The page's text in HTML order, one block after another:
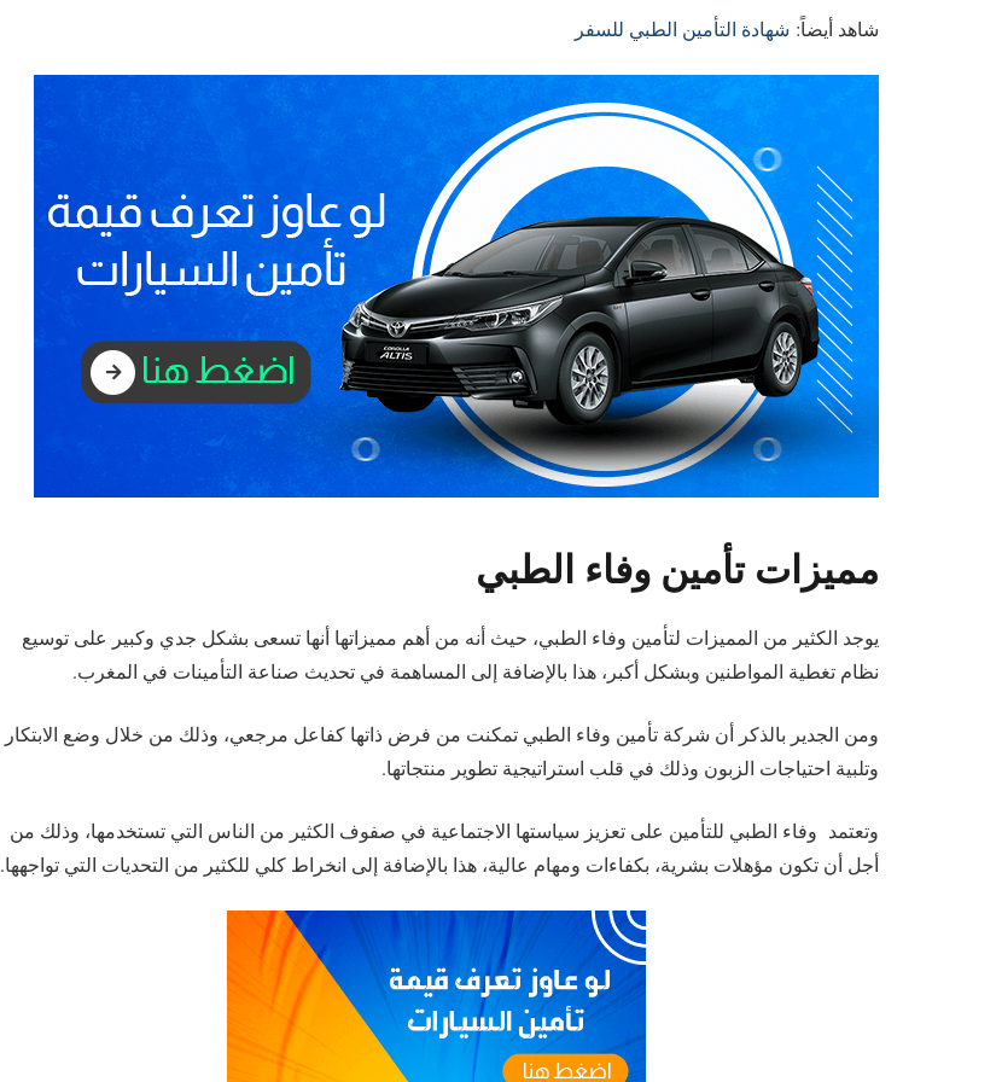
شاهد أيضاً: شهادة التأمين الطبي للسفر
مميزات تأمين وفاء الطبي
يوجد الكثير من المميزات لتأمين وفاء الطبي، حيث أنه من أهم مميزاتها أنها تسعى بشكل جدي وكبير على توسيع
نظام تغطية المواطنين وبشكل أكبر، هذا بالإضافة إلى المساهمة في تحديث صناعة التأمينات في المغرب.
ومن الجدير بالذكر أن شركة تأمين وفاء الطبي تمكنت من فرض ذاتها كفاعل مرجعي، وذلك من خلال وضع الابتكار
وتلبية احتياجات الزبون وذلك في قلب استراتيجية تطوير منتجاتها.
وتعتمد وفاء الطبي للتأمين على تعزيز سياستها الاجتماعية في صفوف الكثير من الناس التي تستخدمها، وذلك من
أجل أن تكون مؤهلات بشرية، بكفاءات ومهام عالية، هذا بالإضافة إلى انخراط كلي للكثير من التحديات التي تواجهها.